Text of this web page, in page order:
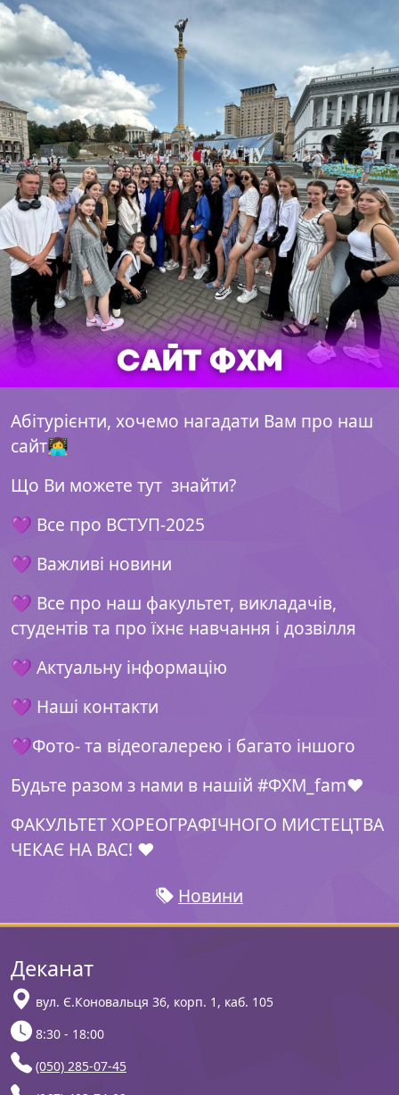
Абітурієнти, хочемо нагадати Вам про наш
сайт👩‍💻
Що Ви можете тут знайти?
💜 Все про ВСТУП-2025
💜 Важливі новини
💜 Все про наш факультет, викладачів,
студентів та про їхнє навчання і дозвілля
💜 Актуальну інформацію
💜 Наші контакти
💜Фото- та відеогалерею і багато іншого
Будьте разом з нами в нашій #ФХМ_fam❤️
ФАКУЛЬТЕТ ХОРЕОГРАФІЧНОГО МИСТЕЦТВА
ЧЕКАЄ НА ВАС! ❤️
Новини
Деканат
вул. Є.Коновальця 36, корп. 1, каб. 105
8:30 - 18:00
(050) 285-07-45